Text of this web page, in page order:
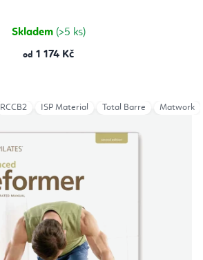
Skladem (>5 ks)
od 1 174 Kč
RCCB2 ISP Material Total Barre Matwork